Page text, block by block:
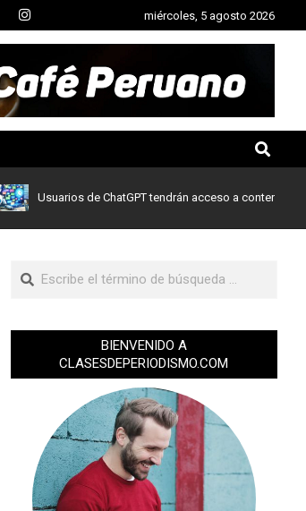
miércoles, 5 agosto 2026
Usuarios de ChatGPT tendrán acceso a contenidos de
BIENVENIDO A
CLASESDEPERIODISMO.COM